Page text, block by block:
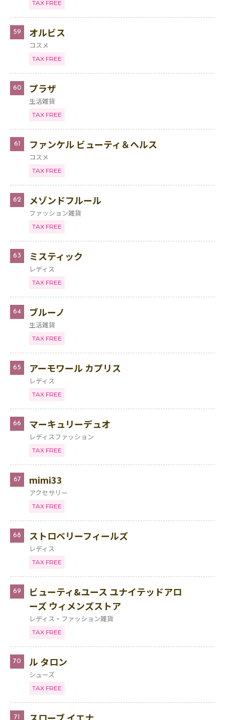
TAX FREE
59 オルビス
コスメ
TAX FREE
60 プラザ
生活雑貨
TAX FREE
61 ファンケル ビューティ＆ヘルス
コスメ
TAX FREE
62 メゾンドフルール
ファッション雑貨
TAX FREE
63 ミスティック
レディス
TAX FREE
64 ブルーノ
生活雑貨
TAX FREE
65 アーモワール カプリス
レディス
TAX FREE
66 マーキュリーデュオ
レディスファッション
TAX FREE
67 mimi33
アクセサリー
TAX FREE
68 ストロベリーフィールズ
レディス
TAX FREE
69
ビューティ&ユース ユナイテッドアロ
ーズ ウィメンズストア
レディス・ファッション雑貨
TAX FREE
70 ル タロン
シューズ
TAX FREE
71